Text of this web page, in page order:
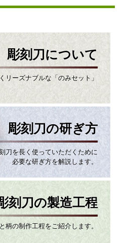
彫刻刀について
リーズナブルな「のみセット」
彫刻刀の研ぎ方
刀を長く使っていただくために
必要な研ぎ方を解説します。
刻刀の製造工程
柄の制作工程をご紹介します。